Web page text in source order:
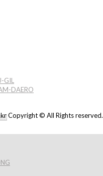
GIL
DAERO
Copyright © All Rights reserved.